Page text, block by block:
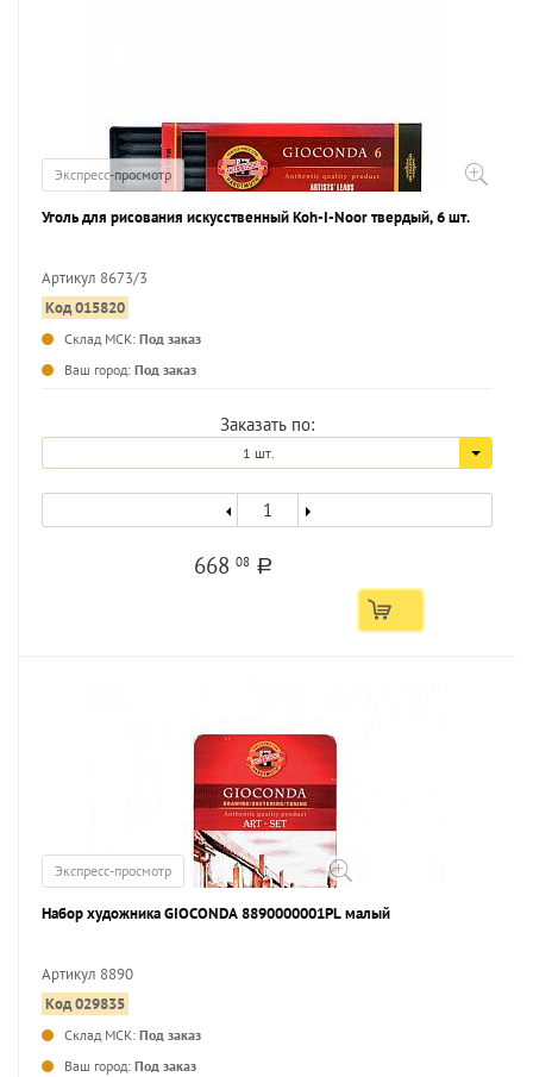
Экспресс-просмотр
Уголь для рисования искусственный Koh-I-Noor твердый, 6 шт.
Артикул 8673/3
Код 015820
Склад МСК: Под заказ
Ваш город: Под заказ
Заказать по:
1 шт.
66808 a
Экспресс-просмотр
Набор художника GIOCONDA 8890000001PL малый
Артикул 8890
Код 029835
Склад МСК: Под заказ
Ваш город: Под заказ